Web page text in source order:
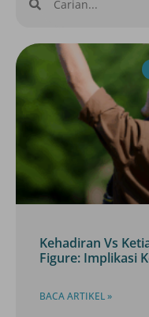
Kehadiran Vs
Figure: Implikasi
BACA ARTIKEL »